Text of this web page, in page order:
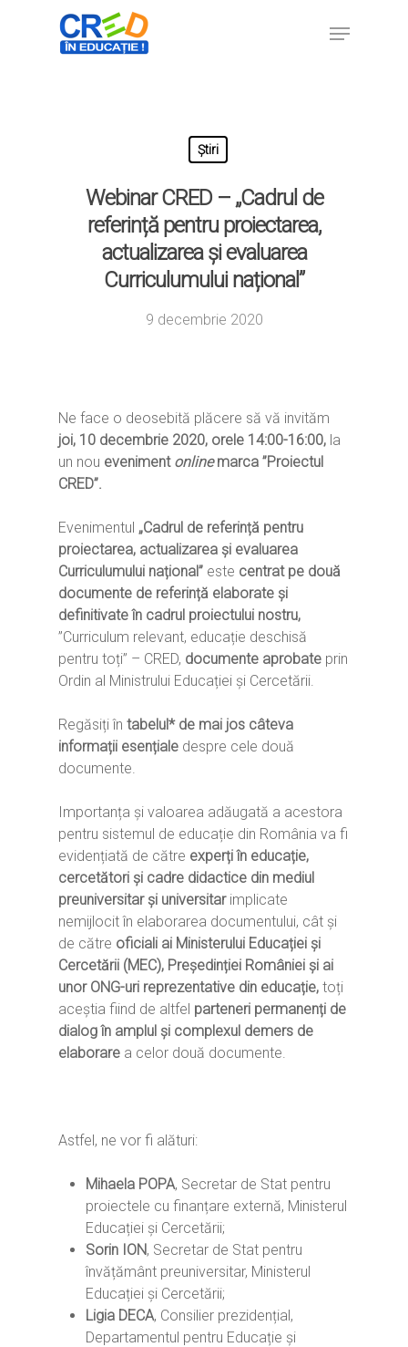
Știri
Webinar CRED – „Cadrul de
referință pentru proiectarea,
actualizarea și evaluarea
Curriculumului național”
9 decembrie 2020
Ne face o deosebită plăcere să vă invităm
joi, 10 decembrie 2020, orele 14:00-16:00, la
un nou eveniment onlinemarca ”Proiectul
CRED”.
Evenimentul „Cadrul de referință pentru
proiectarea, actualizarea și evaluarea
Curriculumului național” este centrat pe două
documente de referință elaborate și
definitivate în cadrul proiectului nostru,
”Curriculum relevant, educație deschisă
pentru toți” – CRED, documente aprobate prin
Ordin al Ministrului Educației și Cercetării.
Regăsiți în tabelul*de mai jos câteva
informații esențiale despre cele două
documente.
Importanța și valoarea adăugată a acestora
pentru sistemul de educație din România va fi
evidențiată de către experți în educație,
cercetători și cadre didactice din mediul
preuniversitar și universitarimplicate
nemijlocit în elaborarea documentului, cât și
de către oficiali ai Ministerului Educației și
Cercetării (MEC), Președinției României și ai
unor ONG-uri reprezentative din educație, toți
aceștia fiind de altfel parteneri permanenți de
dialog în amplul și complexul demers de
elaborare a celor două documente.
Astfel, ne vor fi alături:
Mihaela POPA, Secretar de Stat pentru
proiectele cu finanțare externă, Ministerul
Educației și Cercetării;
Sorin ION, Secretar de Stat pentru
învățământ preuniversitar, Ministerul
Educației și Cercetării;
Ligia DECA, Consilier prezidențial,
Departamentul pentru Educație și